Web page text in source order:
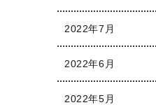
2022年7月
2022年6月
2022年5月